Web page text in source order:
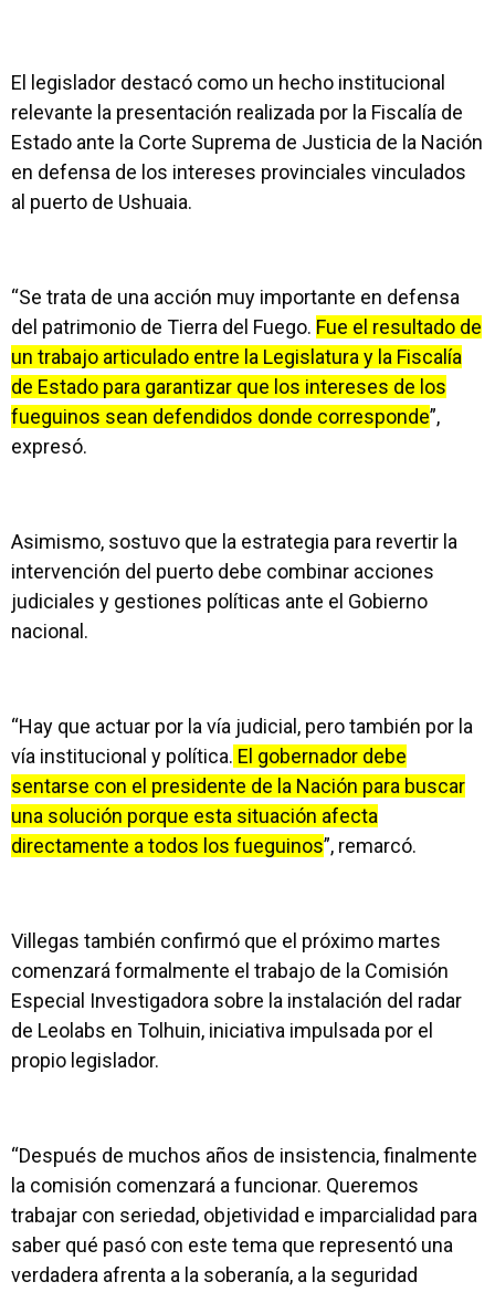
El legislador destacó como un hecho institucional
relevante la presentación realizada por la Fiscalía de
Estado ante la Corte Suprema de Justicia de la Nación
en defensa de los intereses provinciales vinculados
al puerto de Ushuaia.
“Se trata de una acción muy importante en defensa
del patrimonio de Tierra del Fuego. Fue el resultado de
un trabajo articulado entre la Legislatura y la Fiscalía
de Estado para garantizar que los intereses de los
fueguinos sean defendidos donde corresponde”,
expresó.
Asimismo, sostuvo que la estrategia para revertir la
intervención del puerto debe combinar acciones
judiciales y gestiones políticas ante el Gobierno
nacional.
“Hay que actuar por la vía judicial, pero también por la
vía institucional y política. El gobernador debe
sentarse con el presidente de la Nación para buscar
una solución porque esta situación afecta
directamente a todos los fueguinos”, remarcó.
Villegas también confirmó que el próximo martes
comenzará formalmente el trabajo de la Comisión
Especial Investigadora sobre la instalación del radar
de Leolabs en Tolhuin, iniciativa impulsada por el
propio legislador.
“Después de muchos años de insistencia, finalmente
la comisión comenzará a funcionar. Queremos
trabajar con seriedad, objetividad e imparcialidad para
saber qué pasó con este tema que representó una
verdadera afrenta a la soberanía, a la seguridad